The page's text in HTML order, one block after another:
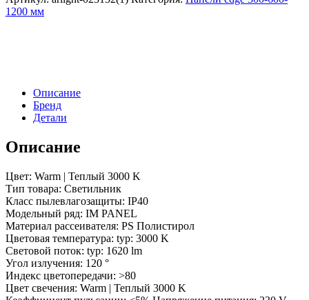
1200 мм
Описание
Бренд
Детали
Описание
Цвет: Warm | Теплый 3000 K
Тип товара: Светильник
Класс пылевлагозащиты: IP40
Модельный ряд: IM PANEL
Материал рассеивателя: PS Полистирол
Цветовая температура: typ: 3000 K
Световой поток: typ: 1620 lm
Угол излучения: 120 °
Индекс цветопередачи: >80
Цвет свечения: Warm | Теплый 3000 K